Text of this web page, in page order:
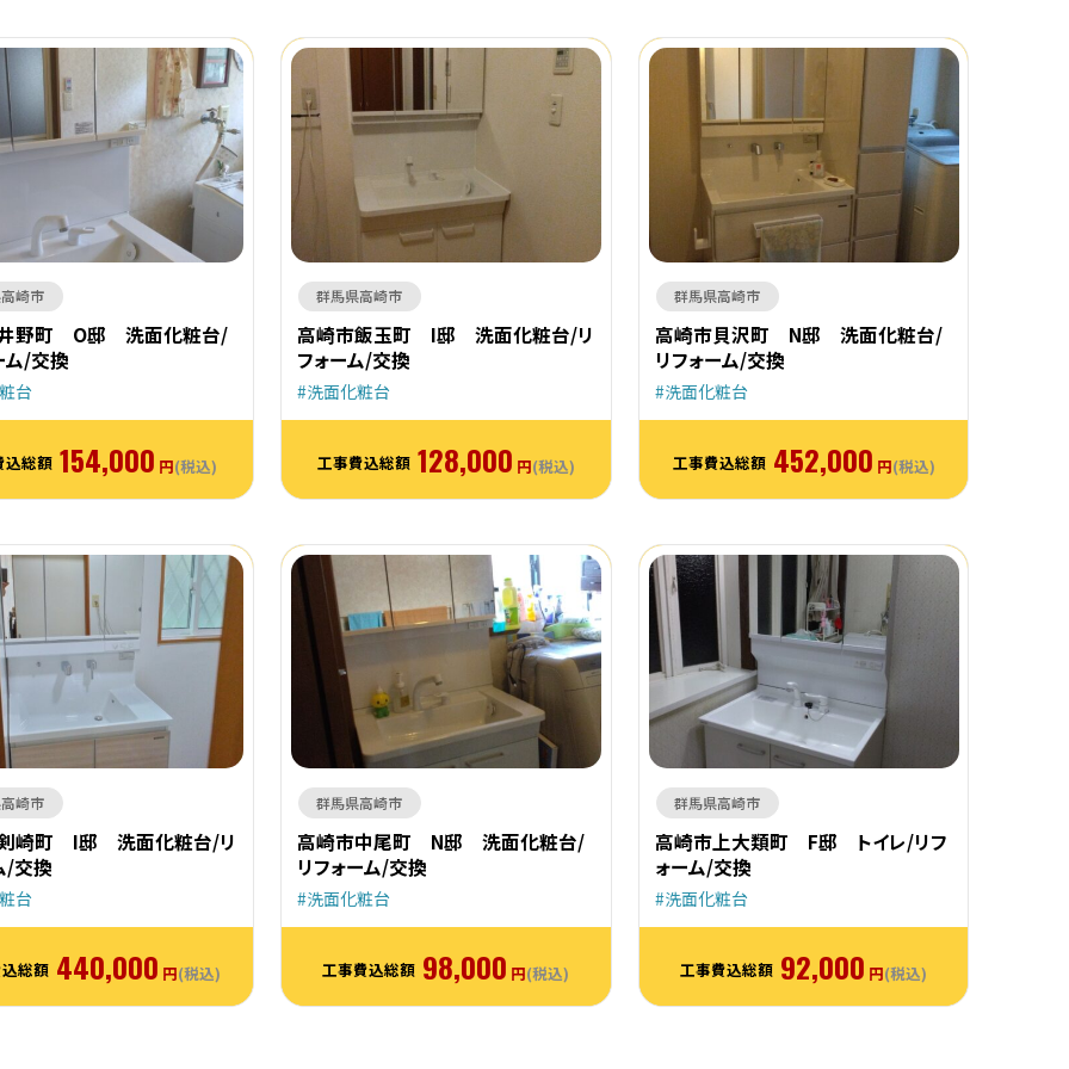
崎市
野町 O邸 洗面化粧台/
ム/交換
台
込総額 154,000 円(税込)
群馬県高崎市
高崎市飯玉町 I邸 洗面化粧台/リ
フォーム/交換
洗面化粧台
工事費込総額 128,000 円(税込)
群馬県高崎市
高崎市貝沢町 N邸 洗面化粧台/
リフォーム/交換
洗面化粧台
工事費込総額 452,000 円(税込)
崎市
崎町 I邸 洗面化粧台/リ
/交換
台
総額 440,000 円(税込)
群馬県高崎市
高崎市中尾町 N邸 洗面化粧台/
リフォーム/交換
洗面化粧台
工事費込総額 98,000 円(税込)
群馬県高崎市
高崎市上大類町 F邸 トイレ/リフ
ォーム/交換
洗面化粧台
工事費込総額 92,000 円(税込)